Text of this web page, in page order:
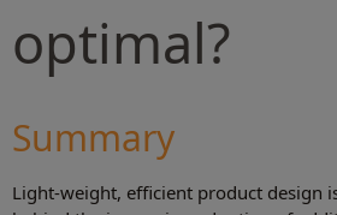
optimal?
Summary
Light-weight, efficient product design